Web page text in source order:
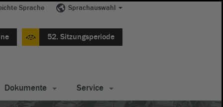
Sprache Sprachauswahl
52. Sitzungsperiode
Dokumente Service